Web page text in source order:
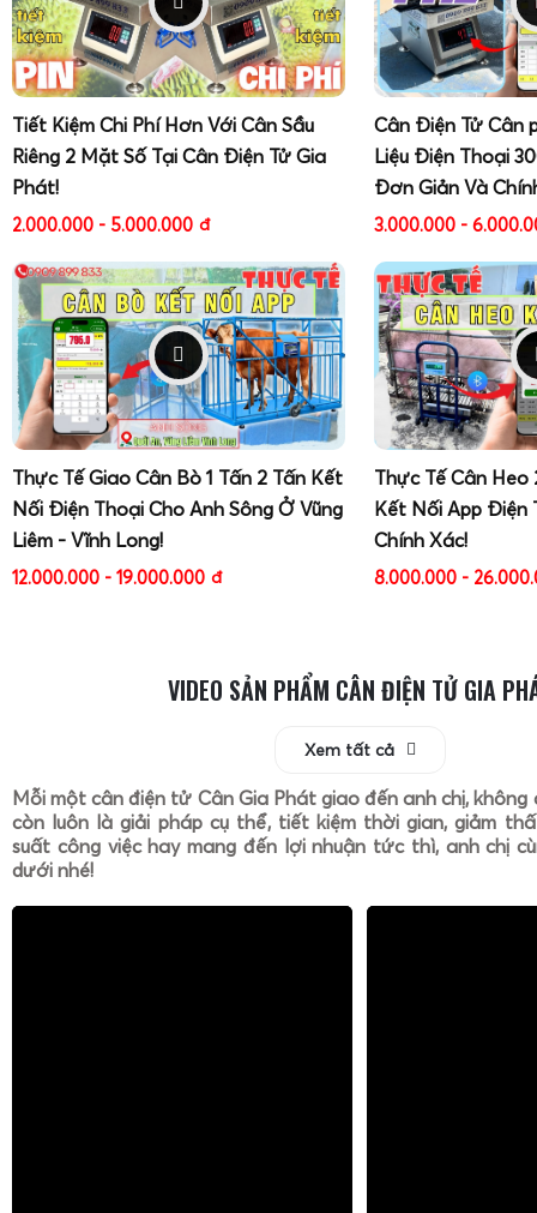
bánh xe 100kg 200kg 300kg 500kgtrở thành lựa chọn
kinh doanh tạp hóa, cửa hàng bán thức ăn gia cầm gia
và chợ đầu mối nông sản đang tìm kiếm một giải pháp cân
bền bỉ và dễ sử dụng.
Tiết Kiệm Chi Phí Hơn Với Cân Sầu
Riêng 2 Mặt Số Tại Cân Điện Tử Gia
Phát!
2.000.000 - 5.000.000 đ
Cân Điện Tử Cân
Liệu Điện Thoại
Đơn Giản Và
3.000.000 -
Thực Tế Giao Cân Bò 1 Tấn 2 Tấn Kết
Nối Điện Thoại Cho Anh Sông Ở Vũng
Liêm - Vĩnh Long!
12.000.000 - 19.000.000 đ
Thực Tế Cân
Kết Nối App Điện
Chính Xác!
8.000.000 -
VIDEO SẢN PHẨM CÂN ĐIỆN TỬ GIA
Xem tất cả
Mỗi một cân điện tử Cân Gia Phát giao đến anh chị, không
còn luôn là giải pháp cụ thể, tiết kiệm thời gian, giảm
suất công việc hay mang đến lợi nhuận tức thì, anh chị
dưới nhé!